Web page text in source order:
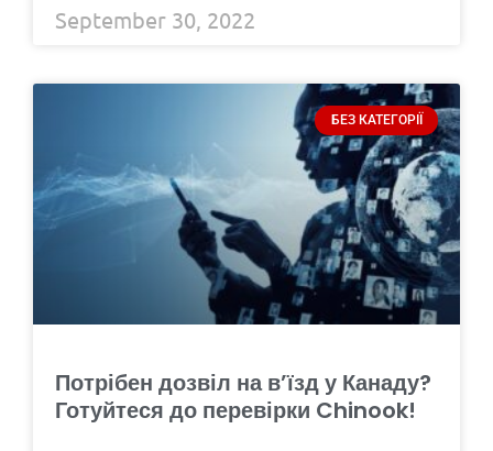
September 30, 2022
БЕЗ КАТЕГОРІЇ
Потрібен дозвіл на в’їзд у Канаду?
Готуйтеся до перевірки Chinook!